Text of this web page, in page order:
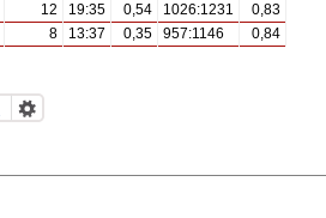
12 19:35 0,54 1026:1231
0,83
8 13:37 0,35 957:1146
0,84